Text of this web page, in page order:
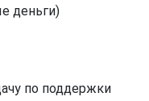
деньги)
по поддержки